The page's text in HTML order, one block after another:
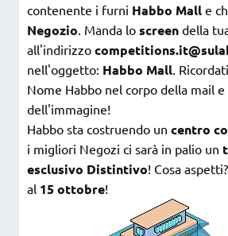
contenente i furni Habbo Mall e
Negozio. Manda lo screen della
all'indirizzo
nell'oggetto: Habbo Mall.
Nome Habbo nel corpo della mail
dell'immagine!
Habbo sta costruendo un centro
i migliori Negozi ci sarà in palio un
esclusivo Distintivo! Cosa
al 15 ottobre!